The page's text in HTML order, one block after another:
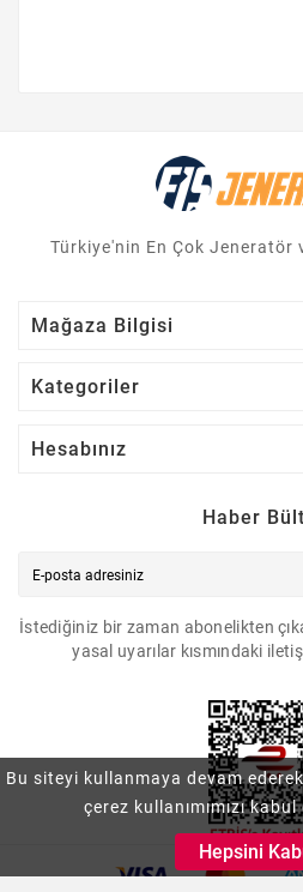
Bu siteyi kullanmaya devam
çerez kullanımımızı
Hepsini
Türkiye'nin En Çok Jeneratör
Mağaza Bilgisi
Kategoriler
Hesabınız
Haber
İstediğiniz bir zaman abonelikten
yasal uyarılar kısmındaki